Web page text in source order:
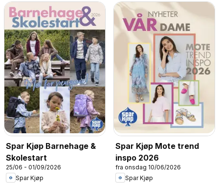
Spar Kjøp Barnehage &
Skolestart
25/06 - 01/09/2026
Spar Kjøp
Spar Kjøp Mote trend
inspo 2026
fra onsdag 10/06/2026
Spar Kjøp